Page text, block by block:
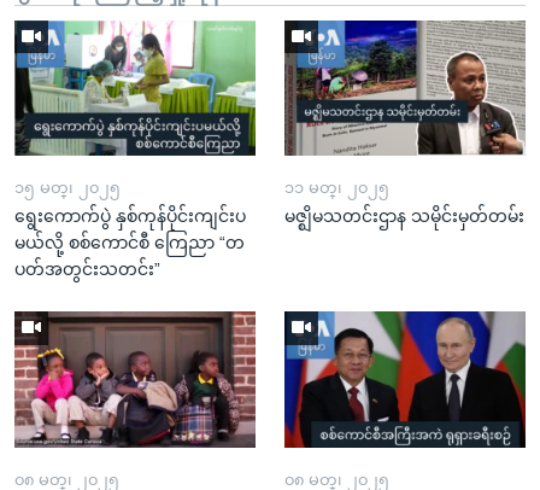
၁၅ မတ္၊ ၂၀၂၅
ရွေးကောက်ပွဲ နှစ်ကုန်ပိုင်းကျင်းပ
မယ်လို့ စစ်ကောင်စီ ကြေညာ “တ
ပတ်အတွင်းသတင်း”
၁၁ မတ္၊ ၂၀၂၅
မဇ္ဈိမသတင်းဌာန သမိုင်းမှတ်တမ်း
၀၈ မတ္၊ ၂၀၂၅ ၀၈ မတ္၊ ၂၀၂၅